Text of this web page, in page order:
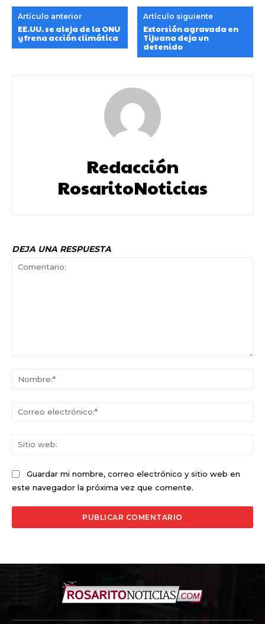
Artículo anterior
EE.UU. se aleja de la ONU
y frena acción climática
Artículo siguiente
Extorsión agravada en
Tijuana deja un
detenido
Redacción
RosaritoNoticias
DEJA UNA RESPUESTA
Guardar mi nombre, correo electrónico y sitio web en
este navegador la próxima vez que comente.